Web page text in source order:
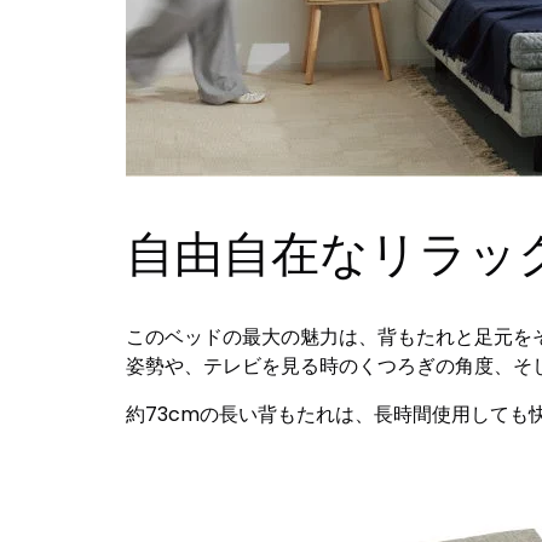
自由自在なリラ
このベッドの最大の魅力は、背もたれと足元
姿勢や、テレビを見る時のくつろぎの角度、
約73cmの長い背もたれは、長時間使用しても